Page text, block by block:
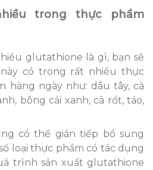
trong thực phẩm
glutathione là gì, bạn sẽ
có trong rất nhiều thực
hàng ngày như: dâu tây, cà
bông cải xanh, cà rốt, táo,
có thể gián tiếp bổ sung
loại thực phẩm có tác dụng
trình sản xuất glutathione